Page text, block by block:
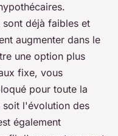
déjà faibles et
augmenter dans le
une option plus
fixe, vous
pour toute la
l'évolution des
également